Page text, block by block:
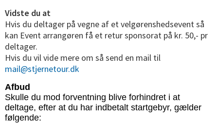
Vidste du at
Hvis du deltager på vegne af et velgørenshedsevent så
kan Event arrangøren få et retur sponsorat på kr. 50,- pr
deltager.
Hvis du vil vide mere om så send en mail til
mail@stjernetour.dk
Afbud
Skulle du mod forventning blive forhindret i at
deltage, efter at du har indbetalt startgebyr, gælder
følgende: